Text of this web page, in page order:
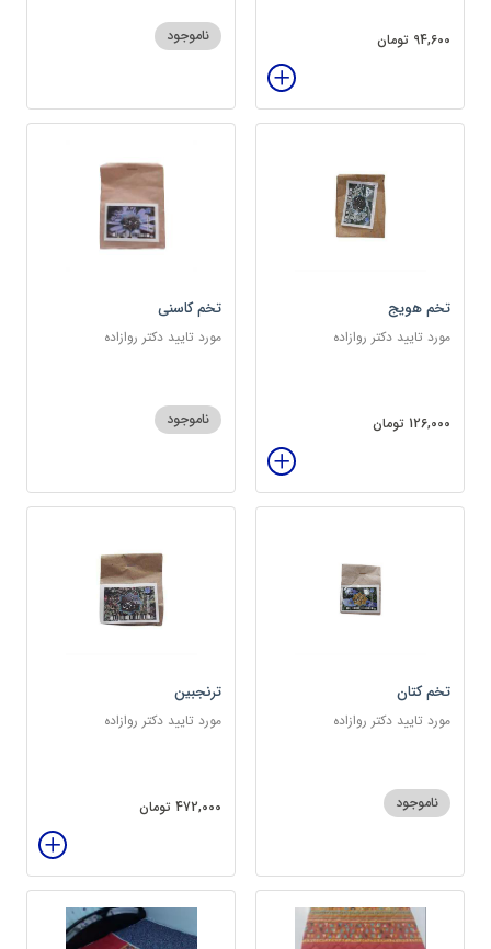
94,600 تومان ناموجود
تخم هویج
مورد تایید دکتر روازاده
126,000 تومان
تخم کاسنی
مورد تایید دکتر روازاده
ناموجود
تخم کتان
مورد تایید دکتر روازاده
ناموجود
ترنجبین
مورد تایید دکتر روازاده
472,000 تومان